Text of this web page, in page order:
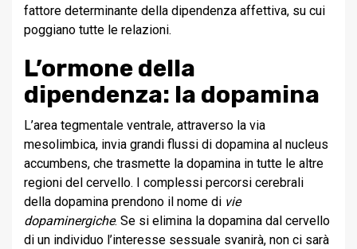
fattore determinante della dipendenza affettiva, su cui
poggiano tutte le relazioni.
L’ormone della
dipendenza: la dopamina
L’area tegmentale ventrale, attraverso la via
mesolimbica, invia grandi flussi di dopamina al nucleus
accumbens, che trasmette la dopamina in tutte le altre
regioni del cervello. I complessi percorsi cerebrali
della dopamina prendono il nome di vie
dopaminergiche. Se si elimina la dopamina dal cervello
di un individuo l’interesse sessuale svanirà, non ci sarà